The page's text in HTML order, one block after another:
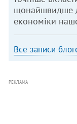
щонайшвидше
економіки
Все записи
РЕКЛАМА